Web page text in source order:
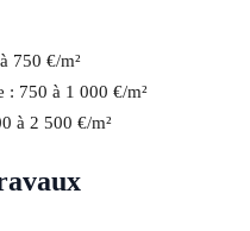
750 €/m²
: 750 à 1 000 €/m²
à 2 500 €/m²